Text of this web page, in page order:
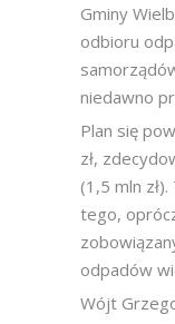
Gminy
odbioru
niedawno
Plan się
zł,
(1,5 mln
tego,
odpadów
Wójt